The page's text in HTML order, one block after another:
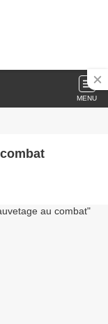
MENU